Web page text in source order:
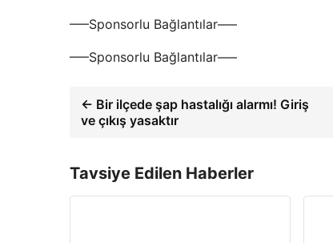
—–Sponsorlu Bağlantılar—–
—–Sponsorlu Bağlantılar—–
← Bir ilçede şap hastalığı alarmı! Giriş
ve çıkış yasaktır
Tavsiye Edilen Haberler